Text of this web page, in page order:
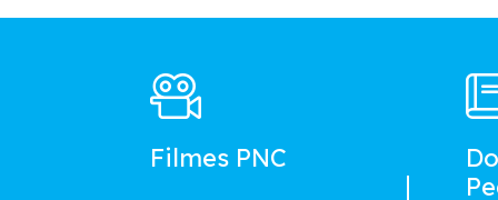
Footer
Main
Menu
Filmes PNC